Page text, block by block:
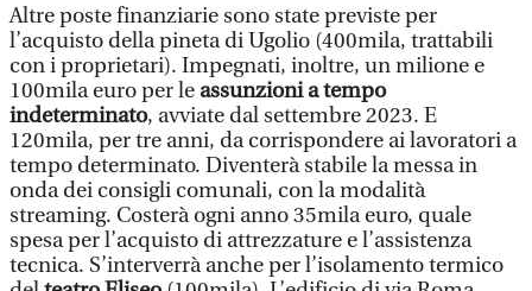
Altre poste finanziarie sono state previste per
l’acquisto della pineta di Ugolio (400mila, trattabili
con i proprietari). Impegnati, inoltre, un milione e
100mila euro per le assunzioni a tempo
indeterminato, avviate dal settembre 2023. E
120mila, per tre anni, da corrispondere ai lavoratori a
tempo determinato. Diventerà stabile la messa in
onda dei consigli comunali, con la modalità
streaming. Costerà ogni anno 35mila euro, quale
spesa per l’acquisto di attrezzature e l’assistenza
tecnica. S’interverrà anche per l’isolamento termico